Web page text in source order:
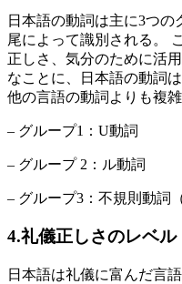
日本語の動詞は主に3つ
尾によって識別される。
正しさ、気分のために活
なことに、日本語の動詞
他の言語の動詞よりも複
– グループ1：U動詞
– グループ 2：ル動詞
– グループ3：不規則動詞
4.礼儀正しさのレベル
日本語は礼儀に富んだ言